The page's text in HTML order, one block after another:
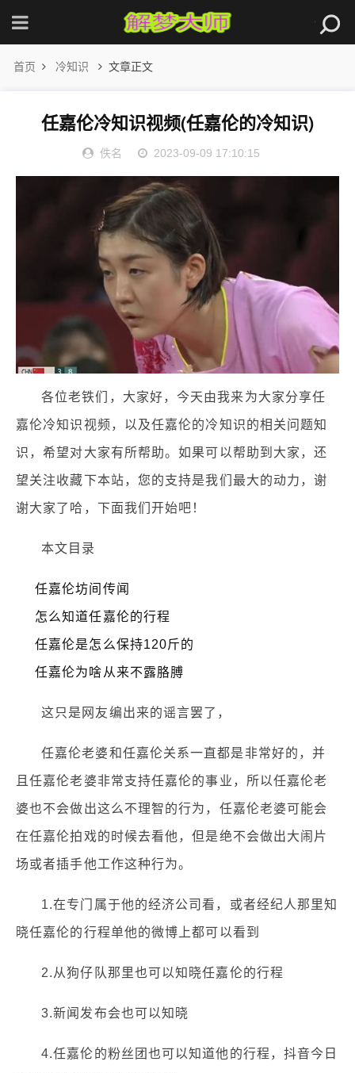
首页 冷知识 文章正文
任嘉伦冷知识视频(任嘉伦的冷知识)
佚名 2023-09-09 17:10:15
各位老铁们，大家好，今天由我来为大家分享任
嘉伦冷知识视频，以及任嘉伦的冷知识的相关问题知
识，希望对大家有所帮助。如果可以帮助到大家，还
望关注收藏下本站，您的支持是我们最大的动力，谢
谢大家了哈，下面我们开始吧！
本文目录
任嘉伦坊间传闻
怎么知道任嘉伦的行程
任嘉伦是怎么保持120斤的
任嘉伦为啥从来不露胳膊
这只是网友编出来的谣言罢了，
任嘉伦老婆和任嘉伦关系一直都是非常好的，并
且任嘉伦老婆非常支持任嘉伦的事业，所以任嘉伦老
婆也不会做出这么不理智的行为，任嘉伦老婆可能会
在任嘉伦拍戏的时候去看他，但是绝不会做出大闹片
场或者插手他工作这种行为。
1.在专门属于他的经济公司看，或者经纪人那里知
晓任嘉伦的行程单他的微博上都可以看到
2.从狗仔队那里也可以知晓任嘉伦的行程
3.新闻发布会也可以知晓
4.任嘉伦的粉丝团也可以知道他的行程，抖音今日